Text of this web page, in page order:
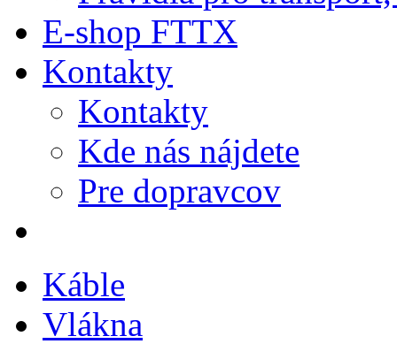
E-shop FTTX
Kontakty
Kontakty
Kde nás nájdete
Pre dopravcov
Káble
Vlákna